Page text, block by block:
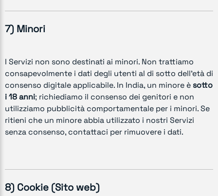
7) Minori
I Servizi non sono destinati ai minori. Non trattiamo
consapevolmente i dati degli utenti al di sotto dell’età di
consenso digitale applicabile. In India, un minore è sotto
i 18 anni; richiediamo il consenso dei genitori e non
utilizziamo pubblicità comportamentale per i minori. Se
ritieni che un minore abbia utilizzato i nostri Servizi
senza consenso, contattaci per rimuovere i dati.
8) Cookie (Sito web)